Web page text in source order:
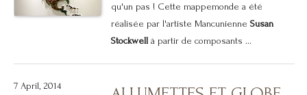
qu'un pas ! Cette mappemonde a été
réalisée par l'artiste Mancunienne Susan
Stockwell à partir de composants ...
7 April, 2014